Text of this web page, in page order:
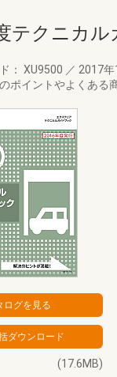
テクニカ
： XU9500 ／ 2017年
ポイントやよくある
(17.6MB)